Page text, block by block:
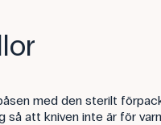
med den sterilt
att kniven inte är för